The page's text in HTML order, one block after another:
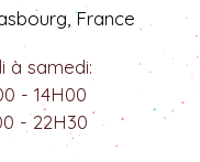
France
à samedi:
- 14H00
- 22H30